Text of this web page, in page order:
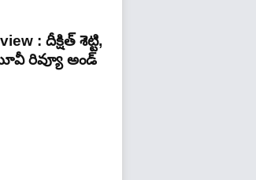
: దీక్షిత్ శెట్టి,
రివ్యూ అండ్